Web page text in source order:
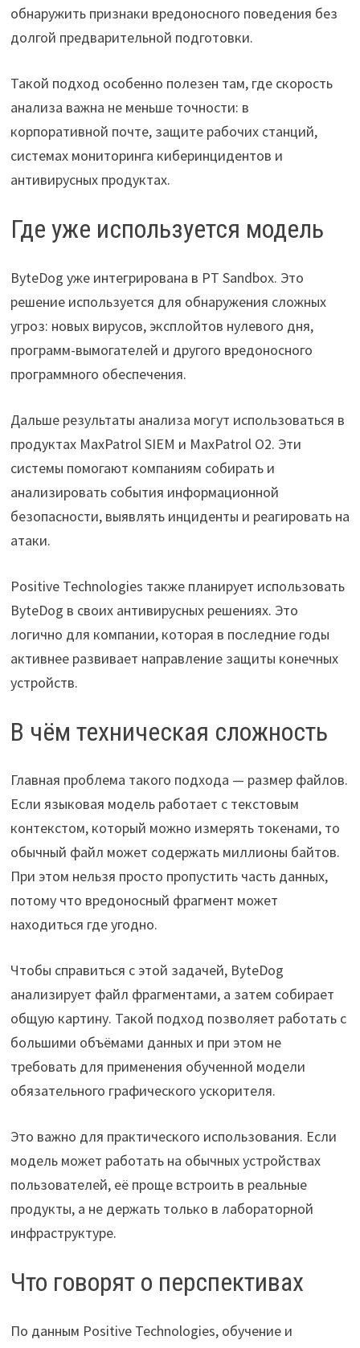
обнаружить признаки вредоносного поведения без
долгой предварительной подготовки.
Такой подход особенно полезен там, где скорость
анализа важна не меньше точности: в
корпоративной почте, защите рабочих станций,
системах мониторинга киберинцидентов и
антивирусных продуктах.
Где уже используется модель
ByteDog уже интегрирована в PT Sandbox. Это
решение используется для обнаружения сложных
угроз: новых вирусов, эксплойтов нулевого дня,
программ-вымогателей и другого вредоносного
программного обеспечения.
Дальше результаты анализа могут использоваться в
продуктах MaxPatrol SIEM и MaxPatrol O2. Эти
системы помогают компаниям собирать и
анализировать события информационной
безопасности, выявлять инциденты и реагировать на
атаки.
Positive Technologies также планирует использовать
ByteDog в своих антивирусных решениях. Это
логично для компании, которая в последние годы
активнее развивает направление защиты конечных
устройств.
В чём техническая сложность
Главная проблема такого подхода — размер файлов.
Если языковая модель работает с текстовым
контекстом, который можно измерять токенами, то
обычный файл может содержать миллионы байтов.
При этом нельзя просто пропустить часть данных,
потому что вредоносный фрагмент может
находиться где угодно.
Чтобы справиться с этой задачей, ByteDog
анализирует файл фрагментами, а затем собирает
общую картину. Такой подход позволяет работать с
большими объёмами данных и при этом не
требовать для применения обученной модели
обязательного графического ускорителя.
Это важно для практического использования. Если
модель может работать на обычных устройствах
пользователей, её проще встроить в реальные
продукты, а не держать только в лабораторной
инфраструктуре.
Что говорят о перспективах
По данным Positive Technologies, обучение и